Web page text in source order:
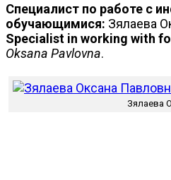
Специалист по работе с
обучающимися: Зялаева
Specialist in working with
Oksana Pavlovna.
Зялаева